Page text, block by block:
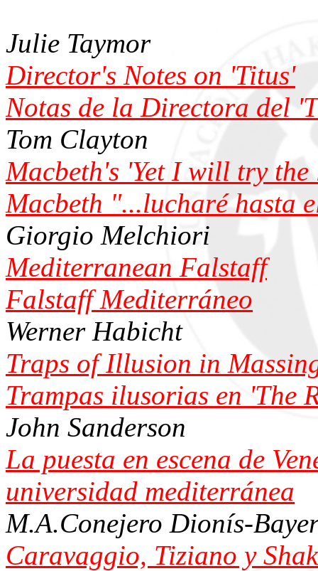
Julie Taymor
Director's Notes on 'Titus'
Notas de la Directora del
Tom Clayton
Macbeth's 'Yet I will try the
Macbeth "...lucharé hasta
Giorgio Melchiori
Mediterranean Falstaff
Falstaff Mediterráneo
Werner Habicht
Traps of Illusion in
Trampas ilusorias en 'The
John Sanderson
La puesta en escena de
universidad mediterránea
M.A.Conejero Dionís-
Caravaggio, Tiziano y